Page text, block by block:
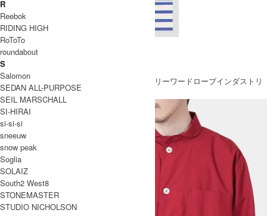
Le minor BORDER SHIRTS
SOLD OUT
全 [5] 商品中 [1-5] 商品を表示しています
TOP>DAILY WARDROBE INDUSTRY (デイリーワードローブインダストリ
ー)>MEN
R
Reebok
RIDING HIGH
RoToTo
roundabout
S
Salomon
SEDAN ALL-PURPOSE
SEIL MARSCHALL
SI-HIRAI
si-si-si
sneeuw
snow peak
Soglia
SOLAIZ
South2 West8
STONEMASTER
STUDIO NICHOLSON